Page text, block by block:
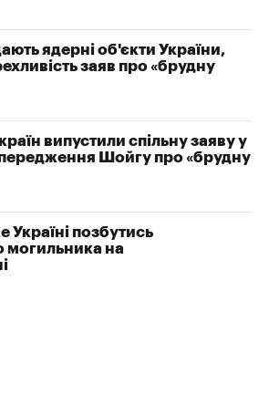
ядерні об'єкти України,
заяв про «брудну
випустили спільну заяву у
Шойгу про «брудну
позбутись
могильника на